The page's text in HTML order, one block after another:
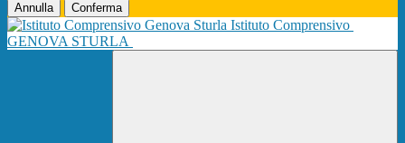
Annulla Conferma
Istituto Comprensivo
GENOVA STURLA